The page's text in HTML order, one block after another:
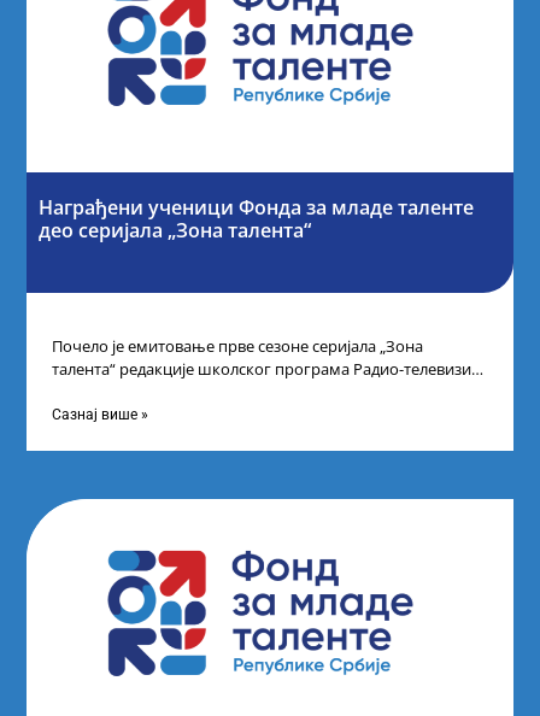
Награђени ученици Фонда за младе таленте
део серијала „Зона талента“
Почело је емитовање прве сезоне серијала „Зона
талента“ редакције школског програма Радио-телевизије
Сазнај више »